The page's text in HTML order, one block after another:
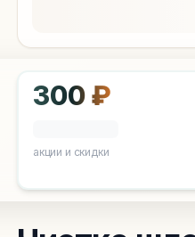
300 ₽
акции и скидки